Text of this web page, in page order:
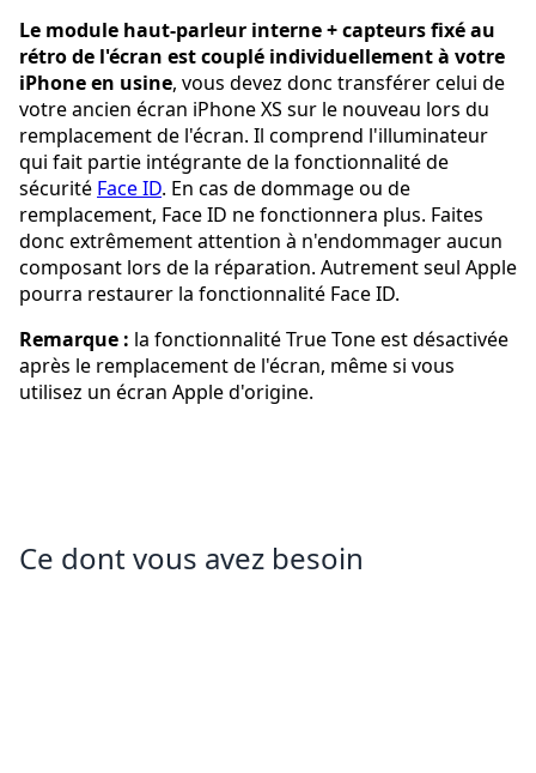
Le module haut-parleur interne + capteurs fixé au
rétro de l'écran est couplé individuellement à votre
iPhone en usine, vous devez donc transférer celui de
votre ancien écran iPhone XS sur le nouveau lors du
remplacement de l'écran. Il comprend l'illuminateur
qui fait partie intégrante de la fonctionnalité de
sécurité Face ID. En cas de dommage ou de
remplacement, Face ID ne fonctionnera plus. Faites
donc extrêmement attention à n'endommager aucun
composant lors de la réparation. Autrement seul Apple
pourra restaurer la fonctionnalité Face ID.
Remarque : la fonctionnalité True Tone est désactivée
après le remplacement de l'écran, même si vous
utilisez un écran Apple d'origine.
Ce dont vous avez besoin